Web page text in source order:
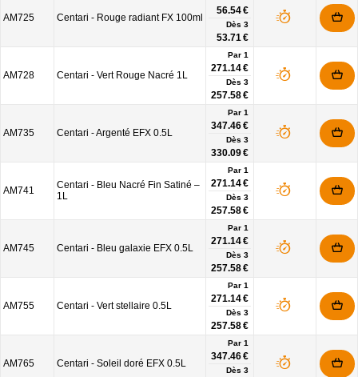
AM725 Centari - Rouge radiant FX 100ml
56.54 €
Dès 3
53.71 €
AM728 Centari - Vert Rouge Nacré 1L
Par 1
271.14 €
Dès 3
257.58 €
AM735 Centari - Argenté EFX 0.5L
Par 1
347.46 €
Dès 3
330.09 €
AM741
Centari - Bleu Nacré Fin Satiné –
1L
Par 1
271.14 €
Dès 3
257.58 €
AM745 Centari - Bleu galaxie EFX 0.5L
Par 1
271.14 €
Dès 3
257.58 €
AM755 Centari - Vert stellaire 0.5L
Par 1
271.14 €
Dès 3
257.58 €
AM765 Centari - Soleil doré EFX 0.5L
Par 1
347.46 €
Dès 3